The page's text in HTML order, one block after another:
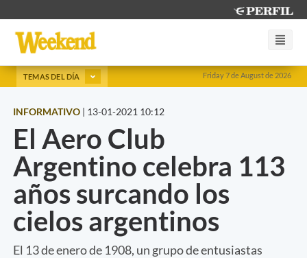
Friday 7 de August de 2026
TEMAS DEL DÍA
INFORMATIVO | 13-01-2021 10:12
El Aero Club
Argentino celebra 113
años surcando los
cielos argentinos
El 13 de enero de 1908, un grupo de entusiastas